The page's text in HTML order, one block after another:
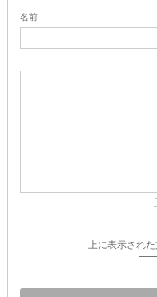
名前
上に表示され